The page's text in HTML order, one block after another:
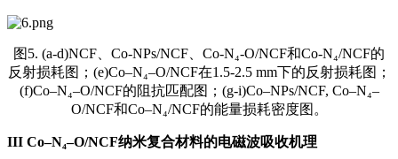
图5. (a-d)NCF、Co-NPs/NCF、Co-N₄-O/NCF和Co-N₄/NCF的
反射损耗图；(e)Co–N₄–O/NCF在1.5-2.5 mm下的反射损耗图；
(f)Co–N₄–O/NCF的阻抗匹配图；(g-i)Co–NPs/NCF, Co–N₄–
O/NCF和Co–N₄/NCF的能量损耗密度图。
III Co–N₄–O/NCF纳米复合材料的电磁波吸收机理